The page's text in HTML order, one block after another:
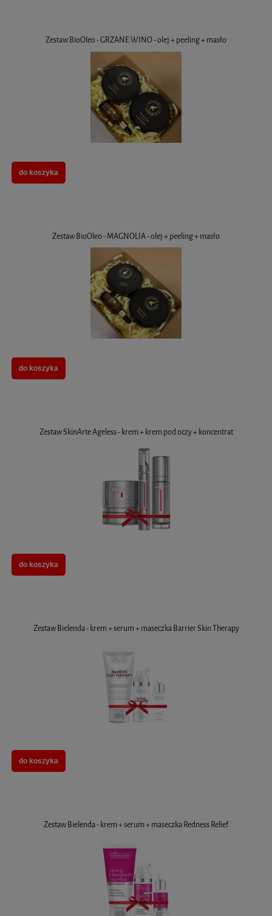
Zestaw BioOleo - GRZANE WINO - olej + peeling + masło
do koszyka
Zestaw BioOleo - MAGNOLIA - olej + peeling + masło
do koszyka
Zestaw SkinArte Ageless - krem + krem pod oczy + koncentrat
do koszyka
Zestaw Bielenda - krem + serum + maseczka Barrier Skin Therapy
do koszyka
Zestaw Bielenda - krem + serum + maseczka Redness Relief